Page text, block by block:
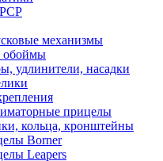
механизмы
обоймы
удлинители, насадки
прицелы
кольца, кронштейны
Borner
Leapers